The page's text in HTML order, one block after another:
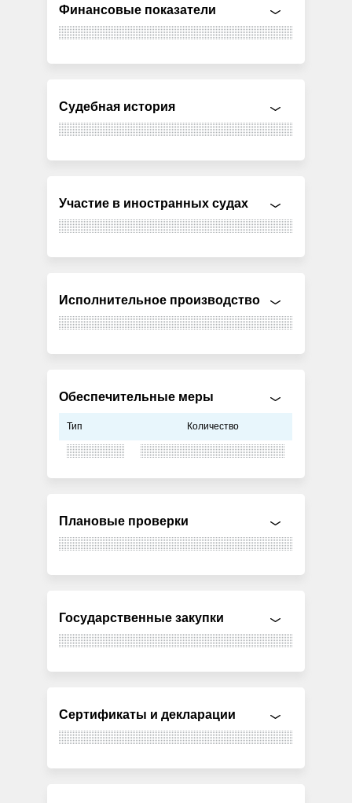
Финансовые показатели
Судебная история
Участие в иностранных судах
Исполнительное производство
Обеспечительные меры
Тип Количество
Плановые проверки
Государственные закупки
Сертификаты и декларации